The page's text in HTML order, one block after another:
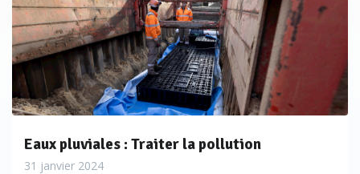
Eaux pluviales : Traiter la pollution
31 janvier 2024